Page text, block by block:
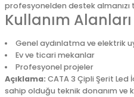
profesyonelden destek almanızı
Kullanım Alanları
Genel aydınlatma ve elektrik
Ev ve ticari mekanlar
Profesyonel projeler
Açıklama: CATA 3 Çipli Şerit Led
sahip olduğu teknik donanım ve